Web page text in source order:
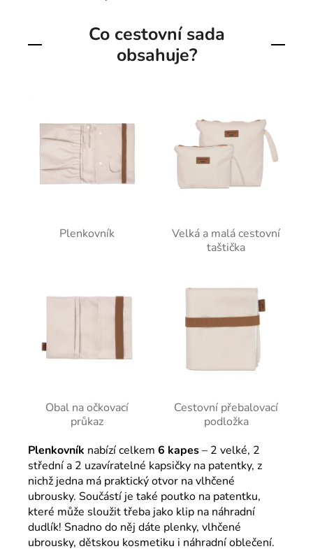
Co cestovní sada
obsahuje?
Plenkovník
Velká a malá cestovní
taštička
Obal na očkovací
průkaz
Cestovní přebalovací
podložka
Plenkovník nabízí celkem 6 kapes– 2 velké, 2
střední a 2 uzavíratelné kapsičky na patentky, z
nichž jedna má praktický otvor na vlhčené
ubrousky. Součástí je také poutko na patentku,
které může sloužit třeba jako klip na náhradní
dudlík! Snadno do něj dáte plenky, vlhčené
ubrousky, dětskou kosmetiku i náhradní oblečení.